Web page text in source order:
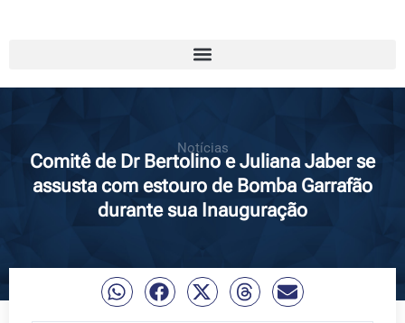
Notícias
Comitê de Dr Bertolino e Juliana Jaber se
assusta com estouro de Bomba Garrafão
durante sua Inauguração